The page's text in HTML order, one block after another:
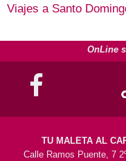
Viajes a Santo
OnLine
TU MALETA AL
Calle Ramos Puente, 7